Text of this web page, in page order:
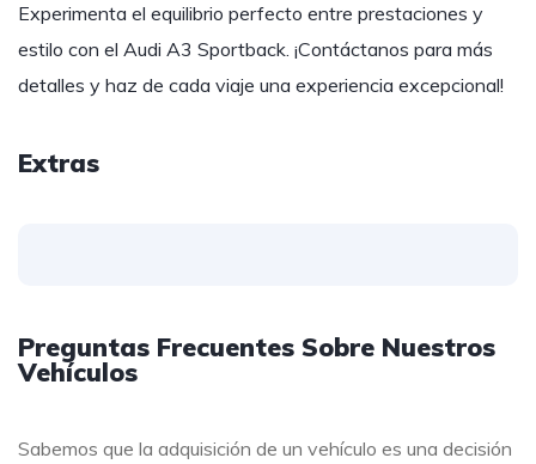
Experimenta el equilibrio perfecto entre prestaciones y
estilo con el Audi A3 Sportback. ¡Contáctanos para más
detalles y haz de cada viaje una experiencia excepcional!
Extras
Preguntas Frecuentes Sobre Nuestros
Vehículos
Sabemos que la adquisición de un vehículo es una decisión